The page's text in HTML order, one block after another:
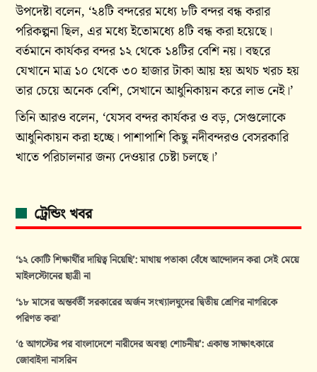
উপদেষ্টা বলেন, ‘২৪টি বন্দরের মধ্যে ৮টি বন্দর বন্ধ করার
পরিকল্পনা ছিল, এর মধ্যে ইতোমধ্যে ৪টি বন্ধ করা হয়েছে।
বর্তমানে কার্যকর বন্দর ১২ থেকে ১৪টির বেশি নয়। বছরে
যেখানে মাত্র ১০ থেকে ৩০ হাজার টাকা আয় হয় অথচ খরচ হয়
তার চেয়ে অনেক বেশি, সেখানে আধুনিকায়ন করে লাভ নেই।’
তিনি আরও বলেন, ‘যেসব বন্দর কার্যকর ও বড়, সেগুলোকে
আধুনিকায়ন করা হচ্ছে। পাশাপাশি কিছু নদীবন্দরও বেসরকারি
খাতে পরিচালনার জন্য দেওয়ার চেষ্টা চলছে।’
ট্রেন্ডিং খবর
‘১২ কোটি শিক্ষার্থীর দায়িত্ব নিয়েছি’: মাথায় পতাকা বেঁধে আন্দোলন করা সেই মেয়ে
মাইলস্টোনের ছাত্রী না
‘১৮ মাসের অন্তর্বর্তী সরকারের অর্জন সংখ্যালঘুদের দ্বিতীয় শ্রেণির নাগরিকে
পরিণত করা’
‘৫ আগস্টের পর বাংলাদেশে নারীদের অবস্থা শোচনীয়’: একান্ত সাক্ষাৎকারে
জোবাইদা নাসরিন